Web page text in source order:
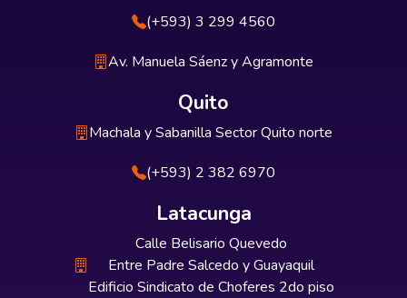
(+593) 3 299 4560
Av. Manuela Sáenz y Agramonte
Quito
Machala y Sabanilla Sector Quito norte
(+593) 2 382 6970
Latacunga
Calle Belisario Quevedo
Entre Padre Salcedo y Guayaquil
Edificio Sindicato de Choferes 2do piso